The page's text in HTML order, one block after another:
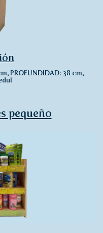
PROFUNDIDAD: 38 cm,
pequeño